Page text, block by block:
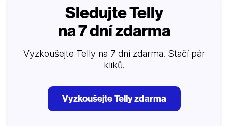
Sledujte Telly
na 7 dní zdarma
Vyzkoušejte Telly na 7 dní zdarma. Stačí pár
kliků.
Vyzkoušejte Telly zdarma